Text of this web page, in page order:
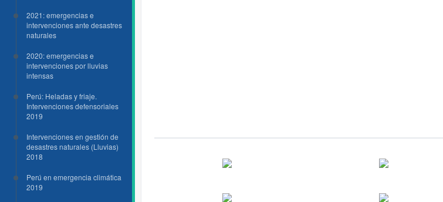
2021: emergencias e
intervenciones ante desastres
naturales
2020: emergencias e
intervenciones por lluvias
intensas
Perú: Heladas y friaje.
Intervenciones defensoriales
2019
Intervenciones en gestión de
desastres naturales (Lluvias)
2018
Perú en emergencia climática
2019